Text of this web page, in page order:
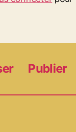
Publier